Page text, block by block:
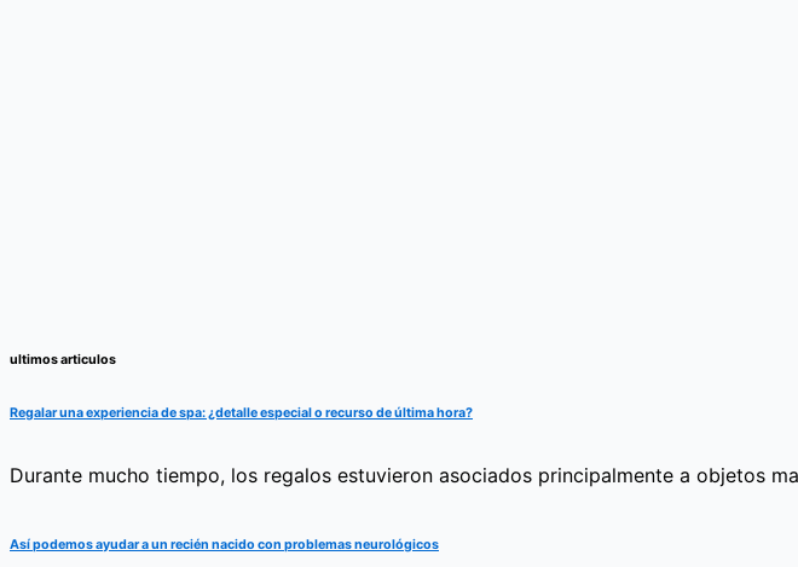
ultimos articulos
Regalar una experiencia de spa: ¿detalle especial o recurso de última hora?
Durante mucho tiempo, los regalos estuvieron asociados principalmente a objetos
Así podemos ayudar a un recién nacido con problemas neurológicos